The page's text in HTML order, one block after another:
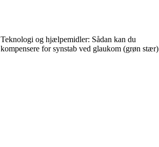
Teknologi og hjælpemidler: Sådan kan du
kompensere for synstab ved glaukom (grøn stær)